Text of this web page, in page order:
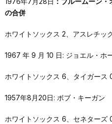
の合併
ホワイトソックス 2、アスレチッ
1967 年 9 月 10 日: ジョエル・ホ
ホワイトソックス 6、タイガース
1957年8月20日: ボブ・キーガン
ホワイトソックス 6、セネターズ